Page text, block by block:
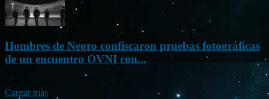
Hombres de Negro confiscaron pruebas fotográficas
de un encuentro OVNI con...
Cargar más